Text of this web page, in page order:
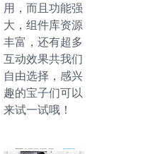
用，而且功能强
大，组件库资源
丰富，还有超多
互动效果共我们
自由选择，感兴
趣的宝子们可以
来试一试哦！